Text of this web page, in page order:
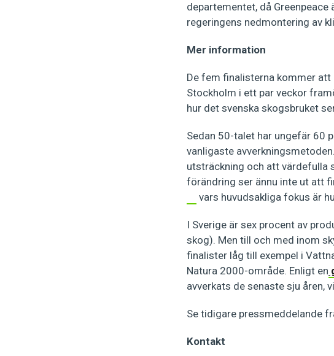
departementet, då Greenpeace
regeringens nedmontering av
Mer information
De fem finalisterna kommer att
Stockholm i ett par veckor
hur det svenska skogsbruket
Sedan 50-talet har ungefär 60
vanligaste
utsträckning och att värdefulla
förändring ser ännu inte ut att
vars huvudsakliga fokus är
I Sverige är sex procent av
skog). Men till och med inom
finalister låg till exempel i
Natura 2000-område. Enligt en
avverkats de senaste sju åren,
Se tidigare pressmeddelande
Kontakt